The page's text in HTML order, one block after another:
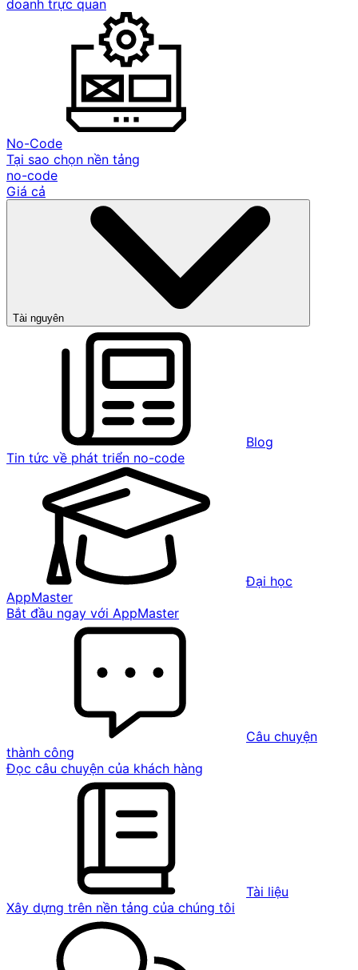
doanh trực quan
No-Code
Tại sao chọn nền tảng
no-code
Giá cả
Tài nguyên
Blog
Tin tức về phát triển no-code
Đại học
AppMaster
Bắt đầu ngay với AppMaster
Câu chuyện
thành công
Đọc câu chuyện của khách hàng
Tài liệu
Xây dựng trên nền tảng của chúng tôi